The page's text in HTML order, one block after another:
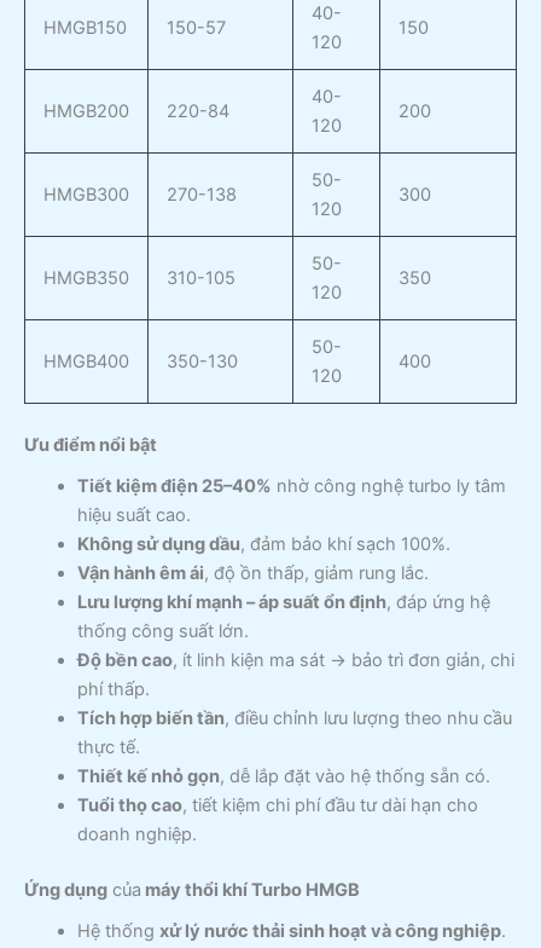
HMGB150 150-57
40-
120
150
HMGB200 220-84
40-
120
200
HMGB300 270-138
50-
120
300
HMGB350 310-105
50-
120
350
HMGB400 350-130
50-
120
400
Ưu điểm nổi bật
Tiết kiệm điện 25–40% nhờ công nghệ turbo ly tâm
hiệu suất cao.
Không sử dụng dầu, đảm bảo khí sạch 100%.
Vận hành êm ái, độ ồn thấp, giảm rung lắc.
Lưu lượng khí mạnh – áp suất ổn định, đáp ứng hệ
thống công suất lớn.
Độ bền cao, ít linh kiện ma sát → bảo trì đơn giản, chi
phí thấp.
Tích hợp biến tần, điều chỉnh lưu lượng theo nhu cầu
thực tế.
Thiết kế nhỏ gọn, dễ lắp đặt vào hệ thống sẵn có.
Tuổi thọ cao, tiết kiệm chi phí đầu tư dài hạn cho
doanh nghiệp.
Ứng dụng của máy thổi khí Turbo HMGB
Hệ thống xử lý nước thải sinh hoạt và công nghiệp.